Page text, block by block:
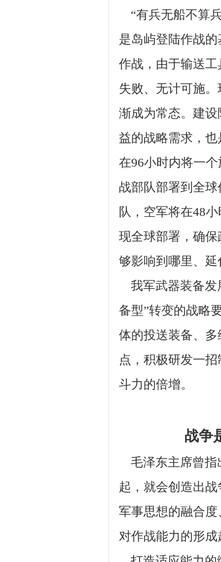
“有兵无船不算
是岛屿登陆作战的
作战，由于输送
失败、无计可施
渐成为常态。建
益的战略需求，
在96小时内将一
战部队部署到全
队，空军将在48小
现全球部署，确
够影响到哪里、
我军武器装备发
备型”转变的战略
体的投送装备、
点，积极研发一
斗力的倍增。
战争
毛泽东主席曾
起，就会创造出
军事思想的融合
对作战能力的形